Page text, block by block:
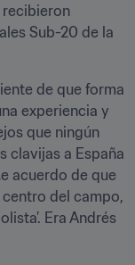
recibieron
Sub-20 de la
de que forma
experiencia y
que ningún
clavijas a España
acuerdo de que
centro del campo,
Era Andrés